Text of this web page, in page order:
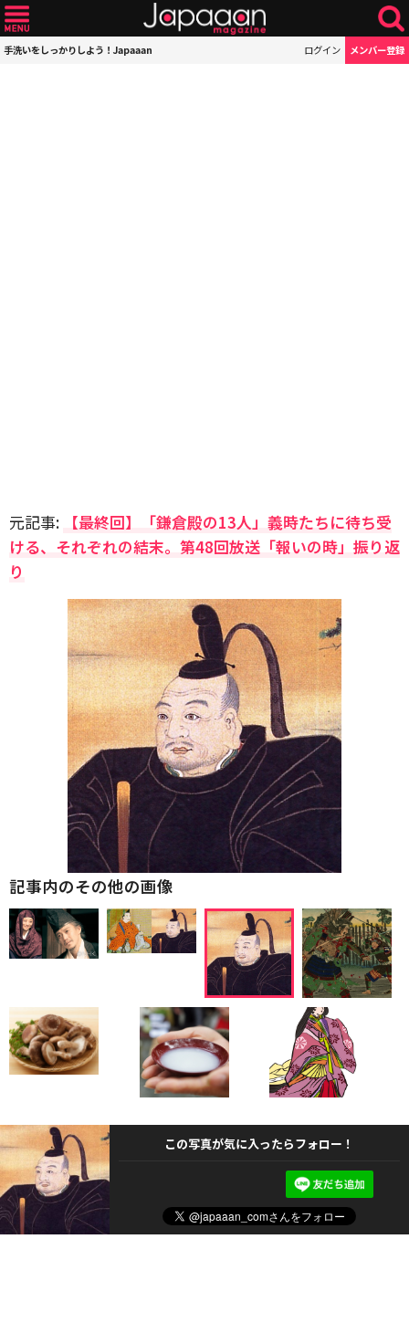
手洗いをしっかりしよう！Japaaan ログイン メンバー登録
元記事: 【最終回】「鎌倉殿の13人」義時たちに待ち受
ける、それぞれの結末。第48回放送「報いの時」振り返
り
記事内のその他の画像
この写真が気に入ったらフォロー！